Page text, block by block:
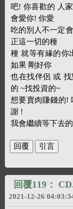
吧! 你喜歡的 人
會愛你! 你愛
吃的別人不一定
正這一切的種
種 就等有緣的你
如果 剛好你
也在找伴侶 或
的 ~找投資的~
想要賣肉賺錢的!
謝 !
我會繼續等下去
回覆119：
2021-12-26